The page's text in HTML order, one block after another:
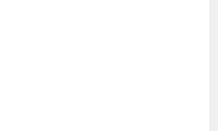
80 y para quienes
tan especial. Un
el país, llenando
sensación clara: me he
pasado increíble.